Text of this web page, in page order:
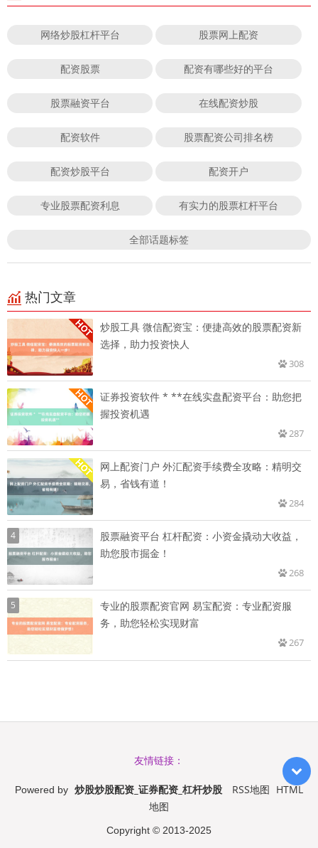
网络炒股杠杆平台 股票网上配资
配资股票 配资有哪些好的平台
股票融资平台 在线配资炒股
配资软件 股票配资公司排名榜
配资炒股平台 配资开户
专业股票配资利息 有实力的股票杠杆平台
全部话题标签
热门文章
炒股工具 微信配资宝：便捷高效的股票配资新
选择，助力投资快人
308
证券投资软件 * **在线实盘配资平台：助您把
握投资机遇
287
网上配资门户 外汇配资手续费全攻略：精明交
易，省钱有道！
284
4
股票融资平台 杠杆配资：小资金撬动大收益，
助您股市掘金！
268
5
专业的股票配资官网 易宝配资：专业配资服
务，助您轻松实现财富
267
友情链接：
Powered by 炒股炒股配资_证券配资_杠杆炒股 RSS地图 HTML
地图
Copyright © 2013-2025